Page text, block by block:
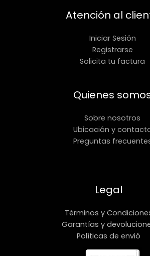
Atención al
Iniciar Sesión
Registrarse
Solicita tu factura
Quienes
Sobre nosotros
Ubicación y
Preguntas
Legal
Términos y
Garantías y
Políticas de envió